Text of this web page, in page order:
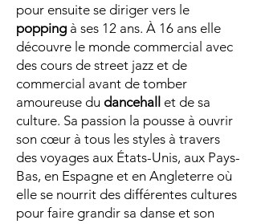
pour ensuite se diriger vers le
popping à ses 12 ans. À 16 ans elle
découvre le monde commercial avec
des cours de street jazz et de
commercial avant de tomber
amoureuse du dancehall
et de sa
culture. Sa passion la pousse à ouvrir
son cœur à tous les styles à travers
des voyages aux États-Unis, aux Pays-
Bas, en Espagne et en Angleterre où
elle se nourrit des différentes cultures
pour faire grandir sa danse et son